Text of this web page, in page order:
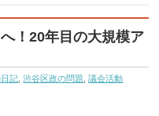
！20年目の大規模ア
記 ,渋谷区政の問題 ,議会活動